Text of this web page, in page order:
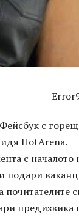
с
HotArena.
с началото
подари
предизвика